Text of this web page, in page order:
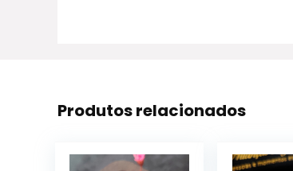
Produtos relacionados